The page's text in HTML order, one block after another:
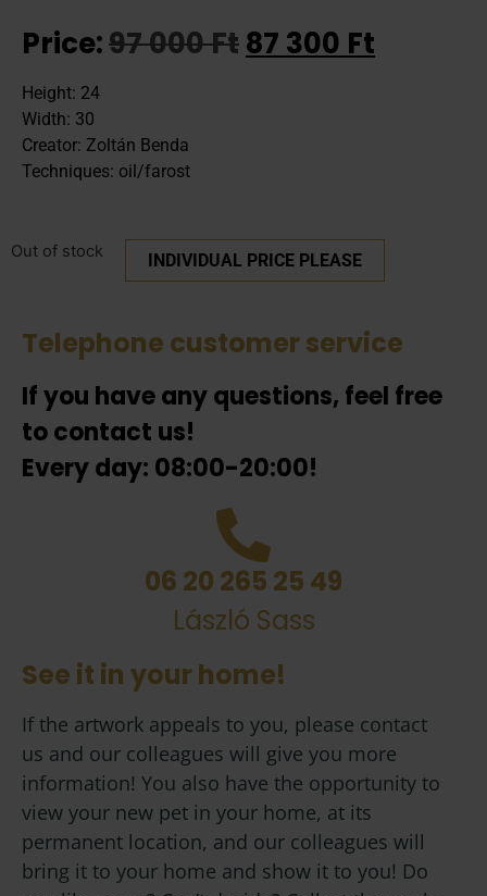
Price:97 000Ft87 300 Ft
Height: 24
Width: 30
Creator: Zoltán Benda
Techniques: oil/farost
Out of stock INDIVIDUAL PRICE PLEASE
Telephone customer service
If you have any questions, feel free
to contact us!
Every day: 08:00-20:00!
06 20 265 25 49
László Sass
See it in your home!
If the artwork appeals to you, please contact
us and our colleagues will give you more
information! You also have the opportunity to
view your new pet in your home, at its
permanent location, and our colleagues will
bring it to your home and show it to you! Do